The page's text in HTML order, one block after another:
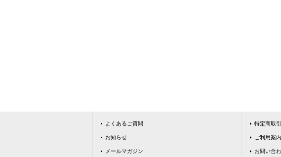
よくあるご質問
お知らせ
メールマガジン
特定商取
ご利用案内
お問い合